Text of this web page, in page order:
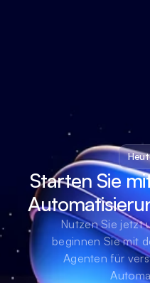
Starten Sie
Nutzen Sie jetzt
beginnen Sie mit
Agenten für